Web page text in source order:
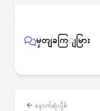
မှတျခကြျမြား
နောက်ဆုံးပို့စ်